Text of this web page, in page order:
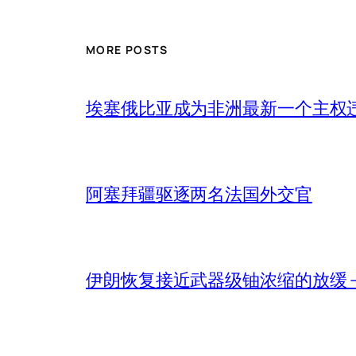
MORE POSTS
埃塞俄比亚成为非洲最新一个主权
阿塞拜疆驱逐两名法国外交官
伊朗恢复接近武器级铀浓缩的放缓